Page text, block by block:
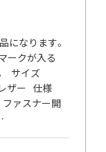
なります。
ークが入る
サイズ
ザー 仕様
ァスナー開